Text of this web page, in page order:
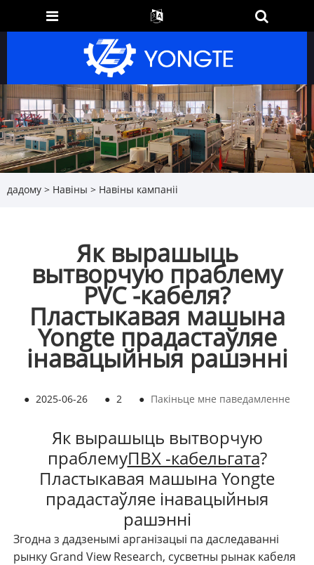
дадому > Навіны > Навіны кампаніі
Як вырашыць
вытворчую праблему
PVC -кабеля?
Пластыкавая машына
Yongte прадастаўляе
інавацыйныя рашэнні
● 2025-06-26 ● 2 ● Пакіньце мне паведамленне
Як вырашыць вытворчую
праблемуПВХ -кабельгата?
Пластыкавая машына Yongte
прадастаўляе інавацыйныя
рашэнні
Згодна з дадзенымі арганізацыі па даследаванні
рынку Grand View Research, сусветны рынак кабеля